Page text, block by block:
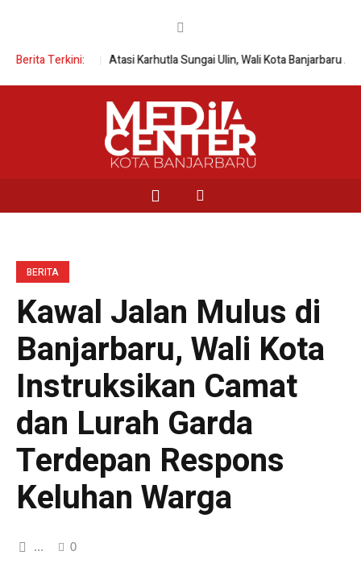
Berita Terkini:
Religius Atasi Karhutla Sungai Ulin, Wali Kota Banjarbaru Aktifkan 6
BERITA
Kawal Jalan Mulus di
Banjarbaru, Wali Kota
Instruksikan Camat
dan Lurah Garda
Terdepan Respons
Keluhan Warga
... 0